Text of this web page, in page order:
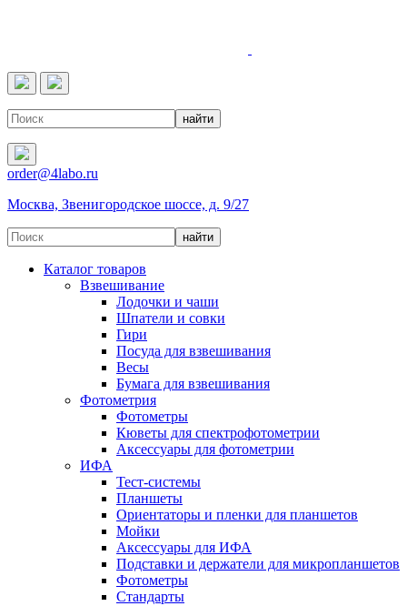
order@4labo.ru
Москва, Звенигородское шоссе, д. 9/27
Каталог товаров
Взвешивание
Лодочки и чаши
Шпатели и совки
Гири
Посуда для взвешивания
Весы
Бумага для взвешивания
Фотометрия
Фотометры
Кюветы для спектрофотометрии
Аксессуары для фотометрии
ИФА
Тест-системы
Планшеты
Ориентаторы и пленки для планшетов
Мойки
Аксессуары для ИФА
Подставки и держатели для микропланшетов
Фотометры
Стандарты